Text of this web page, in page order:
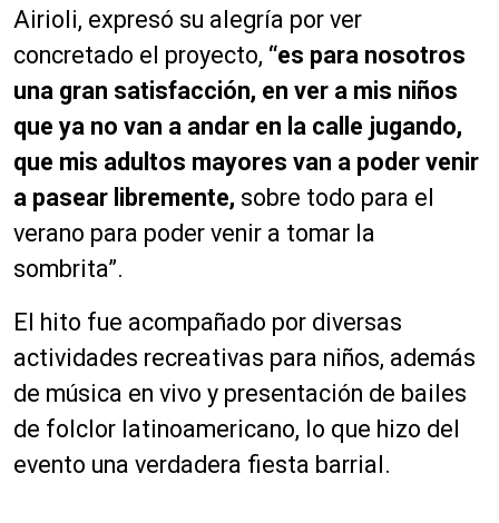
Airioli, expresó su alegría por ver
concretado el proyecto, “es para nosotros
una gran satisfacción, en ver a mis niños
que ya no van a andar en la calle jugando,
que mis adultos mayores van a poder venir
a pasear libremente, sobre todo para el
verano para poder venir a tomar la
sombrita”.
El hito fue acompañado por diversas
actividades recreativas para niños, además
de música en vivo y presentación de bailes
de folclor latinoamericano, lo que hizo del
evento una verdadera fiesta barrial.